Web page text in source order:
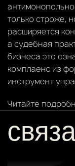
только строже,
расширяется
а судебная
бизнеса это
комплаенс из
инструмент
Читайте